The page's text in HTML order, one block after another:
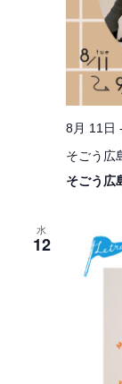
8月 11日 -
そごう広
そごう広
水
12